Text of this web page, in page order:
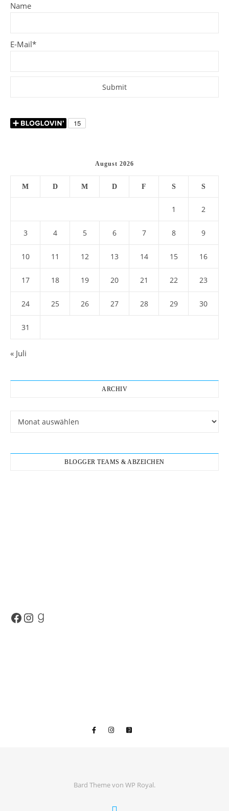
Name
E-Mail*
August 2026
M D M D F S S
1 2
3 4 5 6 7 8 9
10 11 12 13 14 15 16
17 18 19 20 21 22 23
24 25 26 27 28 29 30
31
« Juli
ARCHIV
BLOGGER TEAMS & ABZEICHEN
Facebook
Instagram
Goodreads
Bard Theme von WP Royal.